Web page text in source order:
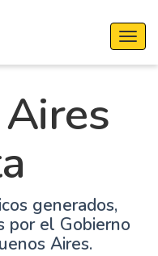
generados,
por el Gobierno
Aires.